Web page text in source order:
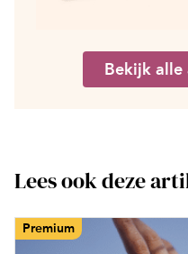
Bekijk alle
Lees ook deze
Premium